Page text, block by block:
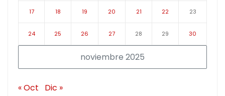
noviembre 2025
17 18 19 20 21 22 23
24 25 26 27 28 29 30
« Oct Dic »